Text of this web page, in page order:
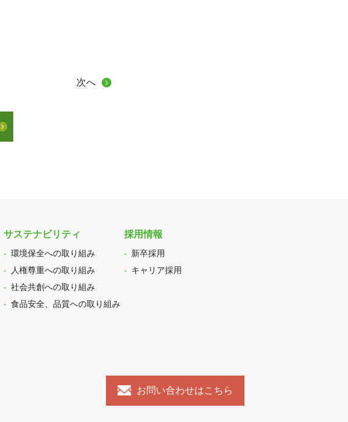
次へ
サステナビリティ
環境保全への取り組み
人権尊重への取り組み
社会共創への取り組み
食品安全、品質への取り組み
採用情報
新卒採用
キャリア採用
お問い合わせはこちら